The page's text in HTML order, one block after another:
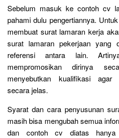
Sebelum masuk ke contoh cv
pahami dulu pengertiannya.
membuat surat lamaran kerja
surat lamaran pekerjaan yang
referensi antara lain.
mempromosikan dirinya
menyebutkan kualifikasi agar
secara jelas.
Syarat dan cara penyusunan
masih bisa mengubah semua
dan contoh cv diatas hanya